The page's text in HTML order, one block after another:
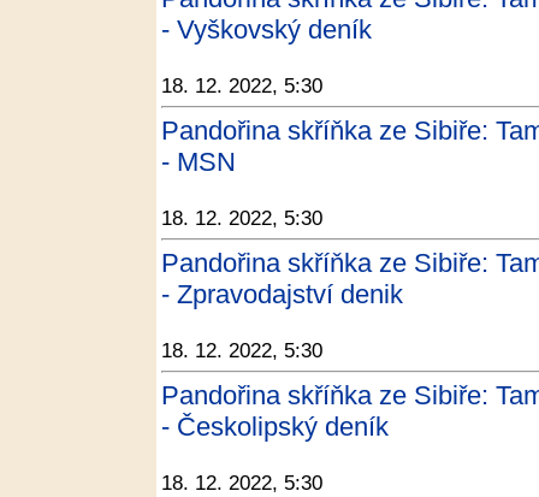
- Vyškovský deník
18. 12. 2022, 5:30
Pandořina skříňka ze Sibiře:
- MSN
18. 12. 2022, 5:30
Pandořina skříňka ze Sibiře:
- Zpravodajství denik
18. 12. 2022, 5:30
Pandořina skříňka ze Sibiře:
- Českolipský deník
18. 12. 2022, 5:30